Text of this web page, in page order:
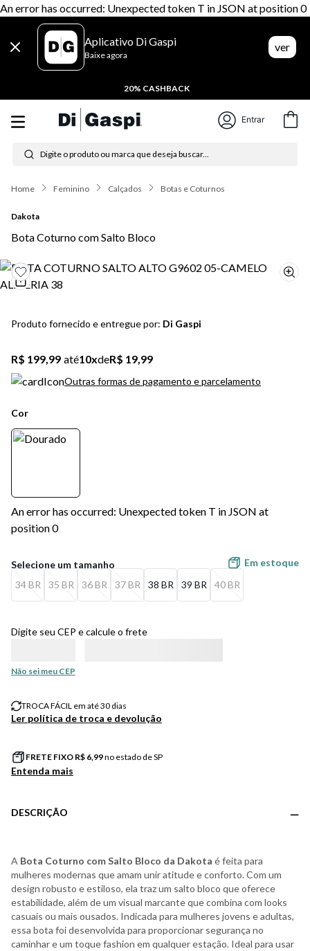
An error has occurred: Unexpected token T in JSON at position 0
Aplicativo Di Gaspi
Baixe agora
ver
20% CASHBACK
Entrar
Digite o produto ou marca que deseja buscar...
Feminino Calçados Botas e Coturnos
Dakota
Bota Coturno com Salto Bloco
Produto fornecido e entregue por: Di Gaspi
R$ 199,99 até10xdeR$ 19,99
Outras formas de pagamento e parcelamento
Cor
An error has occurred: Unexpected token T in JSON at
position 0
34 BR 35 BR 36 BR 37 BR 38 BR 39 BR 40 BR
Em estoque
Digite seu CEP e calcule o frete
Não sei meu CEP
TROCA FÁCIL em até 30 dias
Ler política de troca e devolução
FRETE FIXO R$ 6,99no estado de SP
Entenda mais
DESCRIÇÃO
A Bota Coturno com Salto Bloco da Dakota é feita para
mulheres modernas que amam unir atitude e conforto. Com um
design robusto e estiloso, ela traz um salto bloco que oferece
estabilidade, além de um visual marcante que combina com looks
casuais ou mais ousados. Indicada para mulheres jovens e adultas,
essa bota foi desenvolvida para proporcionar segurança no
caminhar e um toque fashion em qualquer estação. Ideal para usar
Termos mais buscados
1º tênis feminino
4º tênis masculino
7º
9º salto